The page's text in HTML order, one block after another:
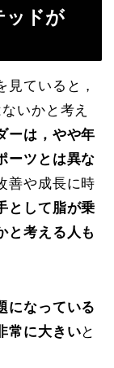
ッドが
ていると，
いかと考え
ーは，やや年
ーツとは異な
善や成長に時
として脂が乗
と考える人も
になっている
常に大きいと